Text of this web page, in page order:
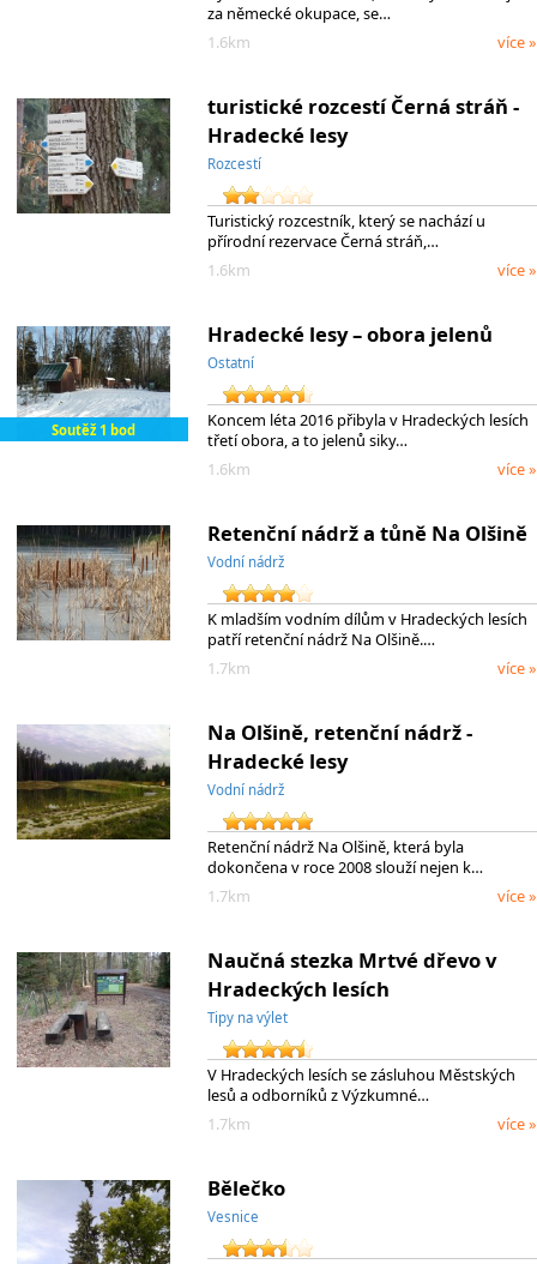
za německé okupace, se…
1.6km
více »
turistické rozcestí Černá stráň -
Hradecké lesy
Rozcestí
Turistický rozcestník, který se nachází u
přírodní rezervace Černá stráň,…
1.6km
více »
Soutěž 1 bod
Hradecké lesy – obora jelenů
Ostatní
Koncem léta 2016 přibyla v Hradeckých lesích
třetí obora, a to jelenů siky…
1.6km
více »
Retenční nádrž a tůně Na Olšině
Vodní nádrž
K mladším vodním dílům v Hradeckých lesích
patří retenční nádrž Na Olšině.…
1.7km
více »
Na Olšině, retenční nádrž -
Hradecké lesy
Vodní nádrž
Retenční nádrž Na Olšině, která byla
dokončena v roce 2008 slouží nejen k…
1.7km
více »
Naučná stezka Mrtvé dřevo v
Hradeckých lesích
Tipy na výlet
V Hradeckých lesích se zásluhou Městských
lesů a odborníků z Výzkumné…
1.7km
více »
Bělečko
Vesnice